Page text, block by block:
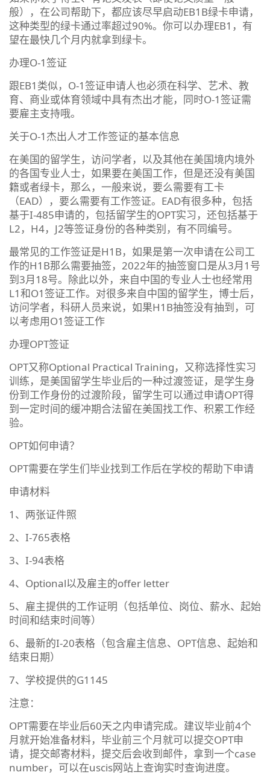
般），在公司帮助下，都应该尽早启动EB1B绿卡申请，
这种类型的绿卡通过率超过90%。你可以办理EB1，有
望在最快几个月内就拿到绿卡。
办理O-1签证
跟EB1类似，O-1签证申请人也必须在科学、艺术、教
育、商业或体育领域中具有杰出才能，同时O-1签证需
要雇主支持哦。
关于O-1杰出人才工作签证的基本信息
在美国的留学生，访问学者，以及其他在美国境内境外
的各国专业人士，如果要在美国工作，但是还没有美国
籍或者绿卡，那么，一般来说，要么需要有工卡
（EAD），要么需要有工作签证。EAD有很多种，包括
基于I-485申请的，包括留学生的OPT实习，还包括基于
L2，H4，J2等签证身份的各种类别，有不同编号。
最常见的工作签证是H1B，如果是第一次申请在公司工
作的H1B那么需要抽签，2022年的抽签窗口是从3月1号
到3月18号。除此以外，来自中国的专业人士也经常用
L1和O1签证工作。对很多来自中国的留学生，博士后，
访问学者，科研人员来说，如果H1B抽签没有抽到，可
以考虑用O1签证工作
办理OPT签证
OPT又称Optional Practical Training，又称选择性实习
训练，是美国留学生毕业后的一种过渡签证，是学生身
份到工作身份的过渡阶段，留学生可以通过申请OPT得
到一定时间的缓冲期合法留在美国找工作、积累工作经
验。
OPT如何申请？
OPT需要在学生们毕业找到工作后在学校的帮助下申请
申请材料
1、两张证件照
2、I-765表格
3、I-94表格
4、Optional以及雇主的offer letter
5、雇主提供的工作证明（包括单位、岗位、薪水、起始
时间和结束时间等）
6、最新的I-20表格（包含雇主信息、OPT信息、起始和
结束日期）
7、学校提供的G1145
注意：
OPT需要在毕业后60天之内申请完成。建议毕业前4个
月就开始准备材料，毕业前三个月就可以提交OPT申
请，提交邮寄材料，提交后会收到邮件，拿到一个case
number，可以在uscis网站上查询实时查询进度。